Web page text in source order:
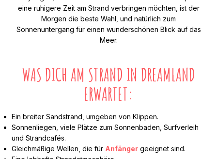
eine ruhigere Zeit am Strand verbringen möchten, ist der
Morgen die beste Wahl, und natürlich zum
Sonnenuntergang für einen wunderschönen Blick auf das
Meer.
WAS DICH AM STRAND IN DREAMLAND
ERWARTET:
Ein breiter Sandstrand, umgeben von Klippen.
Sonnenliegen, viele Plätze zum Sonnenbaden, Surfverleih
und Strandcafés.
Gleichmäßige Wellen, die für Anfänger geeignet sind.